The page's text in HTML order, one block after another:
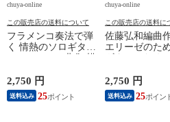
chuya-online
この販売店の送料について
フラメンコ奏法で弾
く 情熱のソロギタ
楽譜出版社
2,750 円
送料込み 25
chuya-online
この販売店の送料に
佐藤弘和編曲
エリーゼのた
ョン 現代ギタ
2,750 円
送料込み 25